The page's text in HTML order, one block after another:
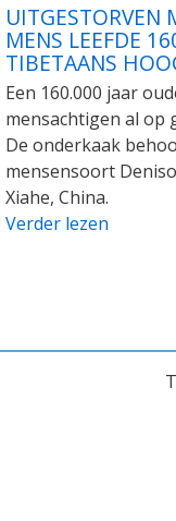
UITGESTORVEN
MENS LEEFDE
TIBETAANS
Een 160.000 jaar
mensachtigen al op
De onderkaak
mensensoort
Xiahe, China.
Verder lezen